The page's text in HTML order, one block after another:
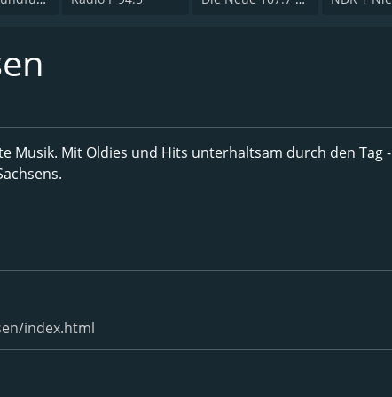
Musik. Mit Oldies und Hits unterhaltsam durch den Tag
index.html